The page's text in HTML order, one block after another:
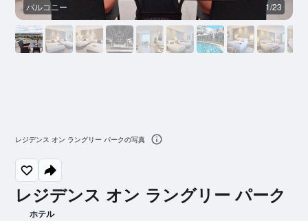
レジデンス オン ラングリー パーク
ホテル
バルコニー 1/23
レジデンス オン ラングリー パークの写真